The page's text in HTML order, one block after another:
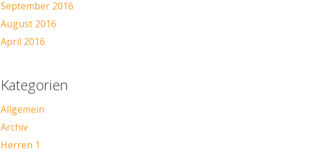
September 2016
August 2016
April 2016
Kategorien
Allgemein
Archiv
Herren 1